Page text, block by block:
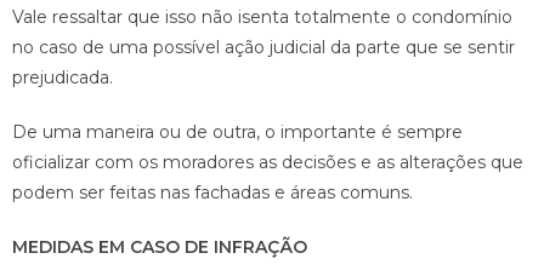
Vale ressaltar que isso não isenta totalmente o condomínio
no caso de uma possível ação judicial da parte que se sentir
prejudicada.
De uma maneira ou de outra, o importante é sempre
oficializar com os moradores as decisões e as alterações que
podem ser feitas nas fachadas e áreas comuns.
MEDIDAS EM CASO DE INFRAÇÃO